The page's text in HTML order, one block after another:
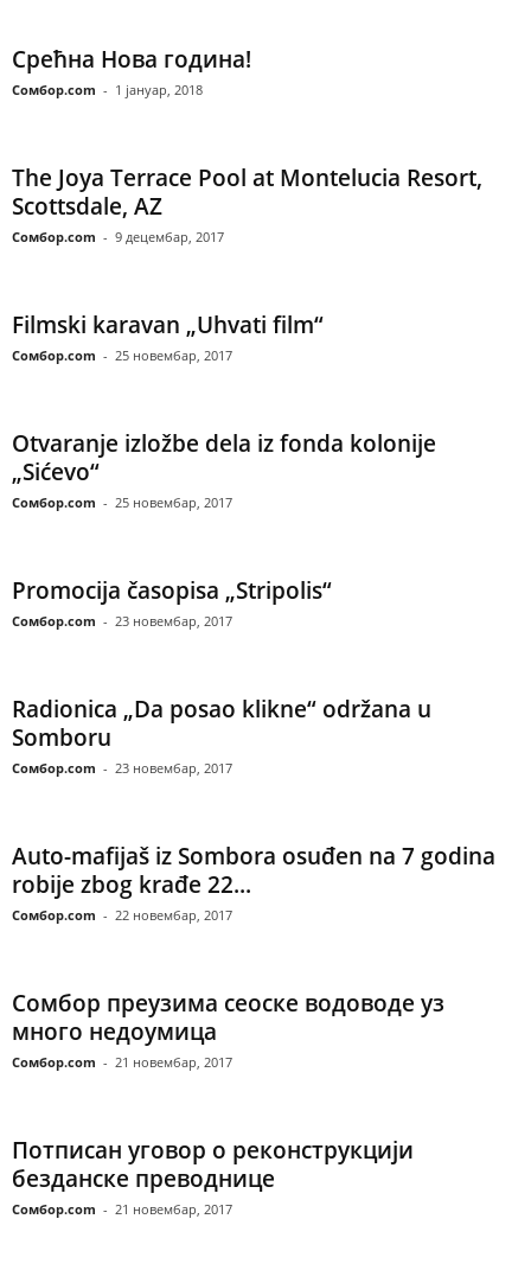
Срећна Нова година!
Сомбор.com - 1 јануар, 2018
The Joya Terrace Pool at Montelucia Resort,
Scottsdale, AZ
Сомбор.com - 9 децембар, 2017
Filmski karavan „Uhvati film“
Сомбор.com - 25 новембар, 2017
Otvaranje izložbe dela iz fonda kolonije
„Sićevo“
Сомбор.com - 25 новембар, 2017
Promocija časopisa „Stripolis“
Сомбор.com - 23 новембар, 2017
Radionica „Da posao klikne“ održana u
Somboru
Сомбор.com - 23 новембар, 2017
Auto-mafijaš iz Sombora osuđen na 7 godina
robije zbog krađe 22...
Сомбор.com - 22 новембар, 2017
Сомбор преузима сеоске водоводе уз
много недоумица
Сомбор.com - 21 новембар, 2017
Потписан уговор о реконструкцији
безданске преводнице
Сомбор.com - 21 новембар, 2017